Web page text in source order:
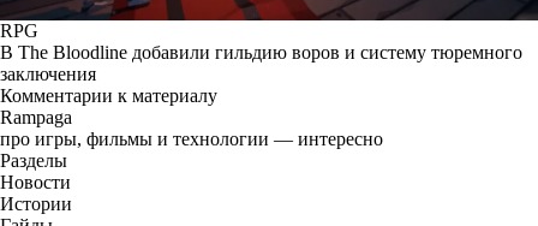
RPG
В The Bloodline добавили гильдию воров и систему тюремного
заключения
Комментарии к материалу
Rampaga
про игры, фильмы и технологии — интересно
Разделы
Новости
Истории